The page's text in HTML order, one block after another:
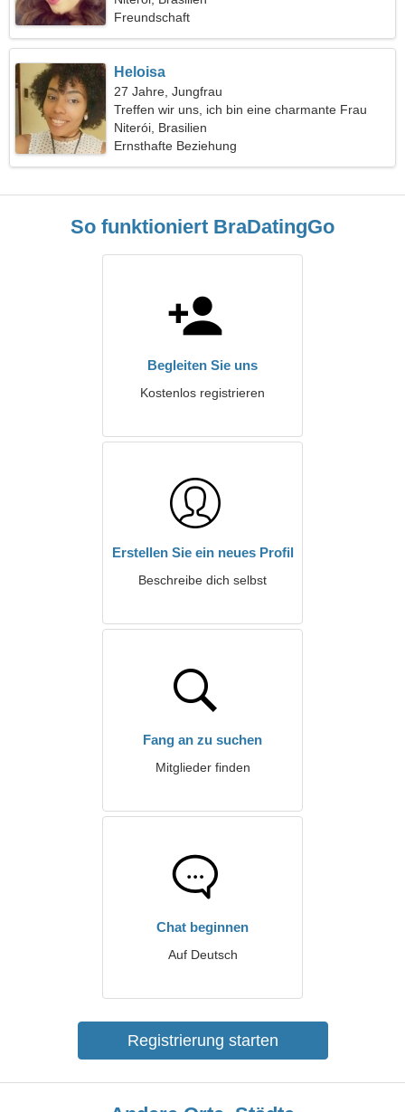
Freundschaft
Heloisa
27 Jahre, Jungfrau
Treffen wir uns, ich bin eine charmante Frau
Niterói, Brasilien
Ernsthafte Beziehung
So funktioniert BraDatingGo
Begleiten Sie uns
Kostenlos registrieren
Erstellen Sie ein neues Profil
Beschreibe dich selbst
Fang an zu suchen
Mitglieder finden
Chat beginnen
Auf Deutsch
Registrierung starten